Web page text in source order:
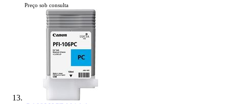
Preço sob consulta